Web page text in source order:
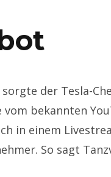
der Tesla-
vom bekannten
in einem
So sagt